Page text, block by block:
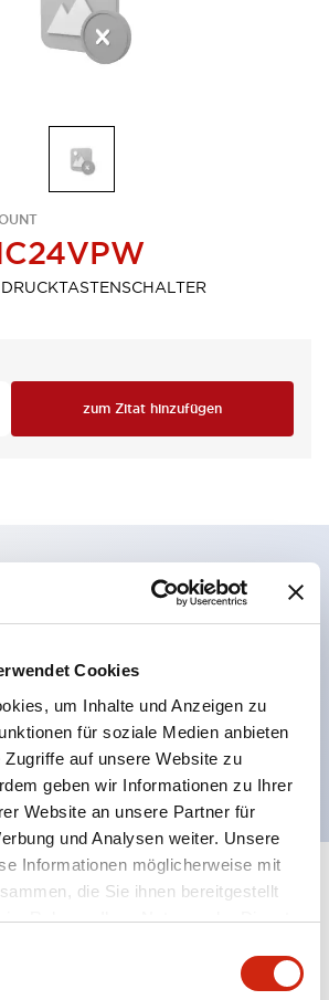
Cookies
um Inhalte und Anzeigen zu
für soziale Medien anbieten
auf unsere Website zu
geben wir Informationen zu Ihrer
Website an unsere Partner für
und Analysen weiter. Unsere
Informationen möglicherweise mit
die Sie ihnen bereitgestellt
im Rahmen Ihrer Nutzung der Dienste
zum Zitat hinzufügen
möglich
Stiftzuhaltungsstruktur
Alle erweitern